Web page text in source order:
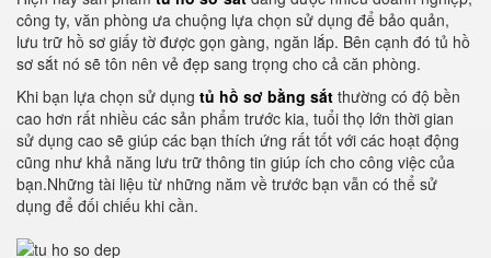
công ty, văn phòng ưa chuộng lựa chọn sử dụng để bảo quản,
lưu trữ hồ sơ giấy tờ được gọn gàng, ngăn lắp. Bên cạnh đó tủ hồ
sơ sắt nó sẽ tôn nên vẻ đẹp sang trọng cho cả căn phòng.
Khi bạn lựa chọn sử dụng tủ hồ sơ bằng sắt thường có độ bền
cao hơn rất nhiều các sản phẩm trước kia, tuổi thọ lớn thời gian
sử dụng cao sẽ giúp các bạn thích ứng rất tốt với các hoạt động
cũng như khả năng lưu trữ thông tin giúp ích cho công việc của
bạn.Những tài liệu từ những năm về trước bạn vẫn có thể sử
dụng để đối chiếu khi cần.